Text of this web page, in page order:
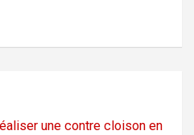
une contre cloison en